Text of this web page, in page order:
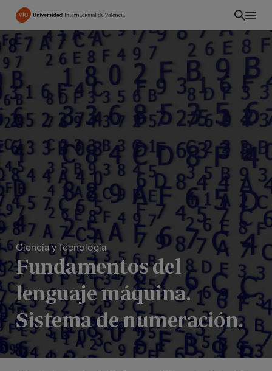
Pasar
contenido
principal
ES
Ciencia y Tecnología
Fundamentos del
lenguaje máquina.
Sistema de numeración.